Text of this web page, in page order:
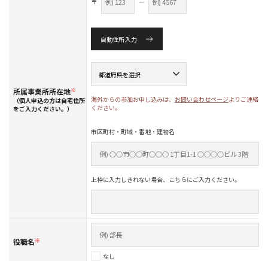
所属事業所所在地※
（個人申込の方は自宅住所
をご入力ください。）
自動住所入力
海外からの参加お申し込みは、 お問い合わせページよりご連絡
ください。
市区町村・町域・番地・建物名
上枠に入力しきれない場合、こちらにご入力ください。
役職名※
なし